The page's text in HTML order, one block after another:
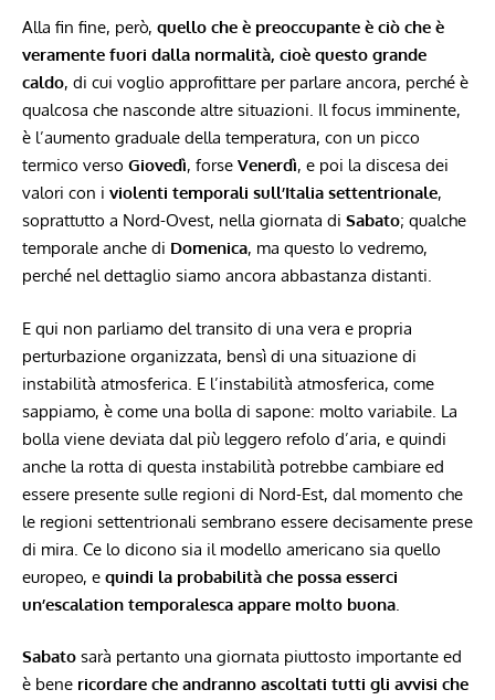
Alla fin fine, però, quello che è preoccupante è ciò che è
veramente fuori dalla normalità, cioè questo grande
caldo, di cui voglio approfittare per parlare ancora, perché è
qualcosa che nasconde altre situazioni. Il focus imminente,
è l’aumento graduale della temperatura, con un picco
termico verso Giovedì, forse Venerdì, e poi la discesa dei
valori con i violenti temporali sull’Italia settentrionale,
soprattutto a Nord-Ovest, nella giornata di Sabato; qualche
temporale anche di Domenica, ma questo lo vedremo,
perché nel dettaglio siamo ancora abbastanza distanti.
E qui non parliamo del transito di una vera e propria
perturbazione organizzata, bensì di una situazione di
instabilità atmosferica. E l’instabilità atmosferica, come
sappiamo, è come una bolla di sapone: molto variabile. La
bolla viene deviata dal più leggero refolo d’aria, e quindi
anche la rotta di questa instabilità potrebbe cambiare ed
essere presente sulle regioni di Nord-Est, dal momento che
le regioni settentrionali sembrano essere decisamente prese
di mira. Ce lo dicono sia il modello americano sia quello
europeo, e quindi la probabilità che possa esserci
un’escalation temporalesca appare molto buona
Sabato sarà pertanto una giornata piuttosto importante ed
è bene ricordare che andranno ascoltati tutti gli avvisi che